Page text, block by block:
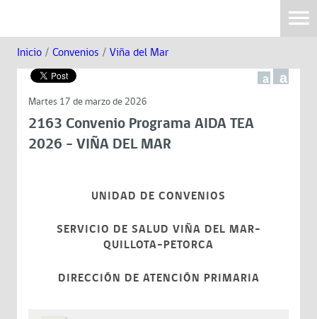
Inicio / Convenios / Viña del Mar
a a
Martes 17 de marzo de 2026
2163 Convenio Programa AIDA TEA
2026 - VIÑA DEL MAR
UNIDAD DE CONVENIOS
SERVICIO DE SALUD VIÑA DEL MAR-
QUILLOTA-PETORCA
DIRECCIÓN DE ATENCIÓN PRIMARIA